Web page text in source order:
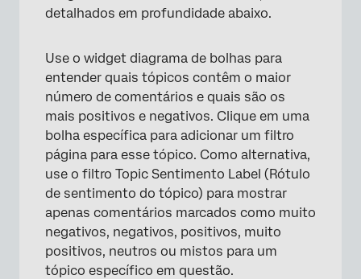
detalhados em profundidade abaixo.
Use o widget diagrama de bolhas para
entender quais tópicos contêm o maior
número de comentários e quais são os
mais positivos e negativos. Clique em uma
bolha específica para adicionar um filtro
página para esse tópico. Como alternativa,
use o filtro Topic Sentimento Label (Rótulo
de sentimento do tópico) para mostrar
apenas comentários marcados como muito
negativos, negativos, positivos, muito
positivos, neutros ou mistos para um
tópico específico em questão.